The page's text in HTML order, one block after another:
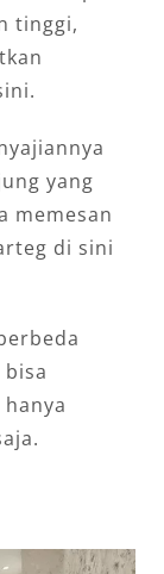
tinggi,
yang
memesan
di sini